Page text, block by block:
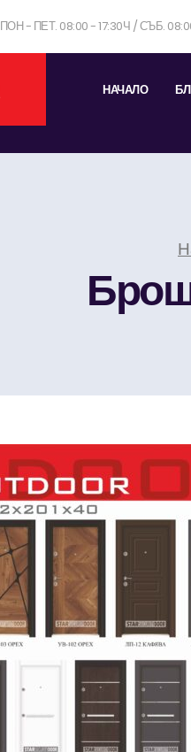
ПОН - ПЕТ. 08:00 - 17:30Ч / СЪБ.
НАЧАЛО